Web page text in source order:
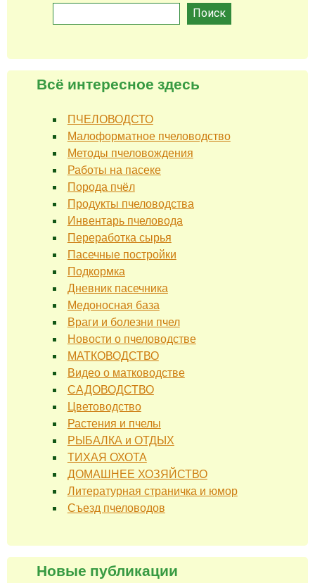
Поиск
Всё интересное здесь
ПЧЕЛОВОДСТО
Малоформатное пчеловодство
Методы пчеловождения
Работы на пасеке
Порода пчёл
Продукты пчеловодства
Инвентарь пчеловода
Переработка сырья
Пасечные постройки
Подкормка
Дневник пасечника
Медоносная база
Враги и болезни пчел
Новости о пчеловодстве
МАТКОВОДСТВО
Видео о матководстве
САДОВОДСТВО
Цветоводство
Растения и пчелы
РЫБАЛКА и ОТДЫХ
ТИХАЯ ОХОТА
ДОМАШНЕЕ ХОЗЯЙСТВО
Литературная страничка и юмор
Съезд пчеловодов
Новые публикации